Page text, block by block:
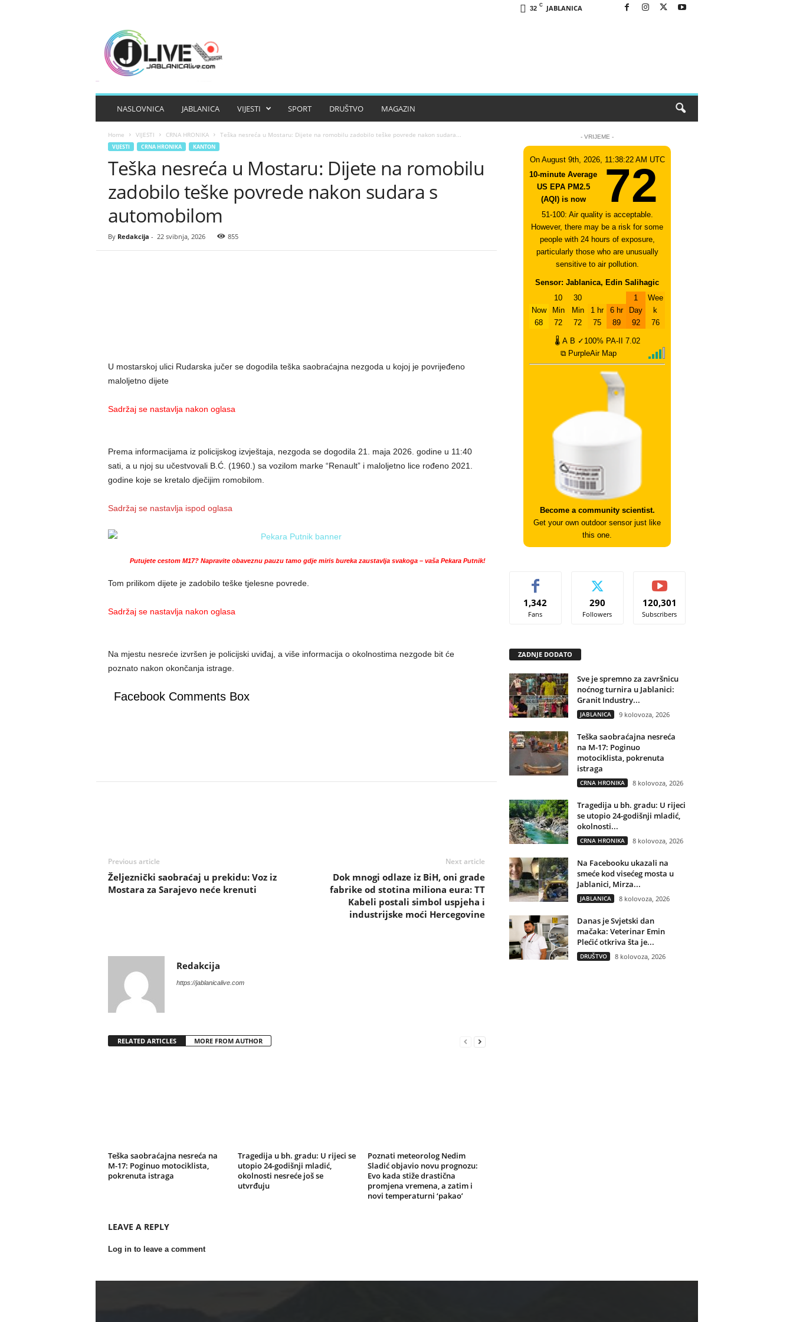
32 C JABLANICA
NASLOVNICA JABLANICA VIJESTI SPORT DRUŠTVO MAGAZIN
Home VIJESTI CRNA HRONIKA Teška nesreća u Mostaru: Dijete na romobilu zadobilo teške povrede nakon sudara...
VIJESTI CRNA HRONIKA KANTON
Teška nesreća u Mostaru: Dijete na romobilu
zadobilo teške povrede nakon sudara s
automobilom
By Redakcija - 22 svibnja, 2026 855
U mostarskoj ulici Rudarska jučer se dogodila teška saobraćajna nezgoda u kojoj je povrijeđeno
maloljetno dijete
Sadržaj se nastavlja nakon oglasa
Prema informacijama iz policijskog izvještaja, nezgoda se dogodila 21. maja 2026. godine u 11:40
sati, a u njoj su učestvovali B.Ć. (1960.) sa vozilom marke “Renault” i maloljetno lice rođeno 2021.
godine koje se kretalo dječijim romobilom.
Sadržaj se nastavlja ispod oglasa
Putujete cestom M17? Napravite obaveznu pauzu tamo gdje miris bureka zaustavlja svakoga – vaša Pekara Putnik!
Tom prilikom dijete je zadobilo teške tjelesne povrede.
Sadržaj se nastavlja nakon oglasa
Na mjestu nesreće izvršen je policijski uviđaj, a više informacija o okolnostima nezgode bit će
poznato nakon okončanja istrage.
Facebook Comments Box
Previous article
Željeznički saobraćaj u prekidu: Voz iz
Mostara za Sarajevo neće krenuti
Next article
Dok mnogi odlaze iz BiH, oni grade
fabrike od stotina miliona eura: TT
Kabeli postali simbol uspjeha i
industrijske moći Hercegovine
Redakcija
https://jablanicalive.com
RELATED ARTICLES MORE FROM AUTHOR
Teška saobraćajna nesreća na
M-17: Poginuo motociklista,
pokrenuta istraga
Tragedija u bh. gradu: U rijeci se
utopio 24-godišnji mladić,
okolnosti nesreće još se
utvrđuju
Poznati meteorolog Nedim
Sladić objavio novu prognozu:
Evo kada stiže drastična
promjena vremena, a zatim i
novi temperaturni ‘pakao’
LEAVE A REPLY
Log in to leave a comment
- VRIJEME -
On August 9th, 2026, 11:38:22 AM UTC
10-minute Average
US EPA PM2.5
(AQI) is now
72
51-100: Air quality is acceptable.
However, there may be a risk for some
people with 24 hours of exposure,
particularly those who are unusually
sensitive to air pollution.
Sensor: Jablanica, Edin Salihagic
Now
68
10
Min
72
30
Min
72
1 hr
75
6 hr
89
1
Day
92
Wee
k
76
🌡 A B ✓100% PA-II
7.02
⧉ PurpleAir Map
Become a community scientist.
Get your own outdoor sensor just like
this one.
1,342
Fans
290
Followers
120,301
Subscribers
ZADNJE DODATO
Sve je spremno za završnicu
noćnog turnira u Jablanici:
Granit Industry...
JABLANICA 9 kolovoza, 2026
Teška saobraćajna nesreća
na M-17: Poginuo
motociklista, pokrenuta
istraga
CRNA HRONIKA 8 kolovoza, 2026
Tragedija u bh. gradu: U rijeci
se utopio 24-godišnji mladić,
okolnosti...
CRNA HRONIKA 8 kolovoza, 2026
Na Facebooku ukazali na
smeće kod visećeg mosta u
Jablanici, Mirza...
JABLANICA 8 kolovoza, 2026
Danas je Svjetski dan
mačaka: Veterinar Emin
Plećić otkriva šta je...
DRUŠTVO 8 kolovoza, 2026